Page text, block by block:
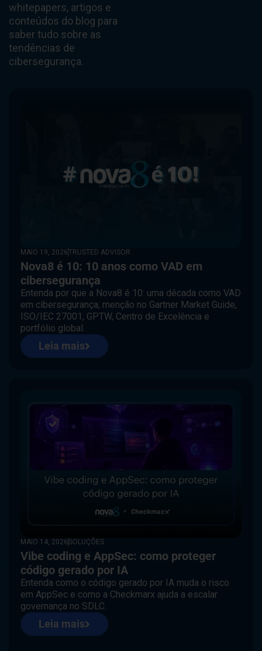
whitepapers, artigos e
conteúdos do blog para
saber tudo sobre as
tendências de
cibersegurança.
MAIO 19, 2026TRUSTED ADVISOR
Nova8 é 10: 10 anos como VAD em
cibersegurança
Entenda por que a Nova8 é 10: uma década como VAD
em cibersegurança, menção no Gartner Market Guide,
ISO/IEC 27001, GPTW, Centro de Excelência e
portfólio global.
Leia mais
MAIO 14, 2026 SOLUÇÕES
Vibe coding e AppSec: como proteger
código gerado por IA
Entenda como o código gerado por IA muda o risco
em AppSec e como a Checkmarx ajuda a escalar
governança no SDLC.
Leia mais